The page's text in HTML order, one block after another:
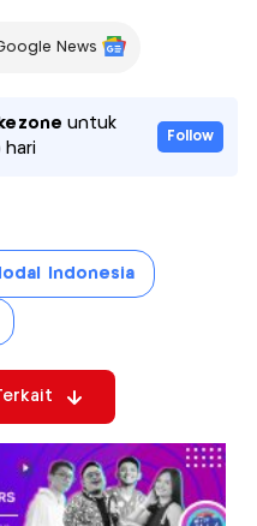
News
untuk
Follow
Indonesia